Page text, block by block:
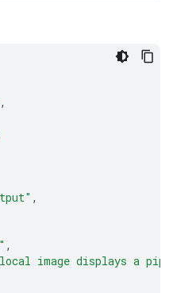
,
,
,
image displays a